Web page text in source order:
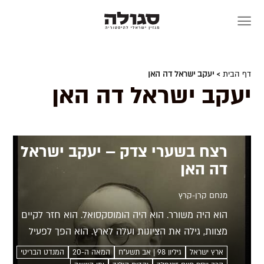
דף הבית > יעקב ישראל דה האן
יעקב ישראל דה האן
רצח בשערי צדק – יעקב ישראל
דה האן
מנחם קרן-קרץ
הוא היה משורר. הוא היה הומוסקסואל. הוא חזר לקיים
מצוות, גילה את הציונות ועלה לארץ. הוא הפך לפעיל
חרדי ששאף לחיים יהודיים תחת שלטון ערבי. הסתירות
ארץ ישראל גיליון 98 | אב תשע"ח המאה ה-20
המנדט הבריטי